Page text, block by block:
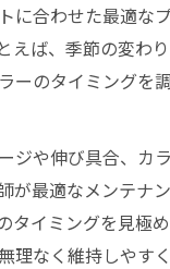
に合わせた最適な
えば、季節の変わ
ーのタイミングを
ジや伸び具合、カ
が最適なメンテナ
タイミングを見極
理なく維持しやす